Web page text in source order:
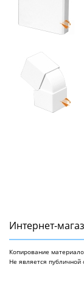
Интернет-
Копирование
Не является публичной